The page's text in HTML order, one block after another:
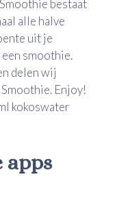
bestaat
alle halve
uit je
smoothie.
delen wij
Enjoy!
kokoswater
apps